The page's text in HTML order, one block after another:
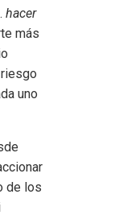
hacer
más
uno
de los